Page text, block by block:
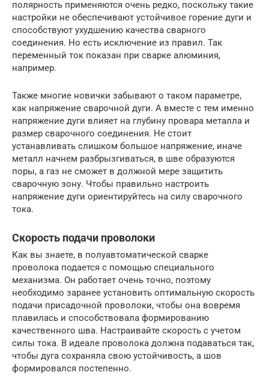
полярность применяются очень редко, поскольку такие
настройки не обеспечивают устойчивое горение дуги и
способствуют ухудшению качества сварного
соединения. Но есть исключение из правил. Так
переменный ток показан при сварке алюминия,
например.
Также многие новички забывают о таком параметре,
как напряжение сварочной дуги. А вместе с тем именно
напряжение дуги влияет на глубину провара металла и
размер сварочного соединения. Не стоит
устанавливать слишком большое напряжение, иначе
металл начнем разбрызгиваться, в шве образуются
поры, а газ не сможет в должной мере защитить
сварочную зону. Чтобы правильно настроить
напряжение дуги ориентируйтесь на силу сварочного
тока.
Скорость подачи проволоки
Как вы знаете, в полуавтоматической сварке
проволока подается с помощью специального
механизма. Он работает очень точно, поэтому
необходимо заранее установить оптимальную скорость
подачи присадочной проволоки, чтобы она вовремя
плавилась и способствовала формированию
качественного шва. Настраивайте скорость с учетом
силы тока. В идеале проволока должна подаваться так,
чтобы дуга сохраняла свою устойчивость, а шов
формировался постепенно.